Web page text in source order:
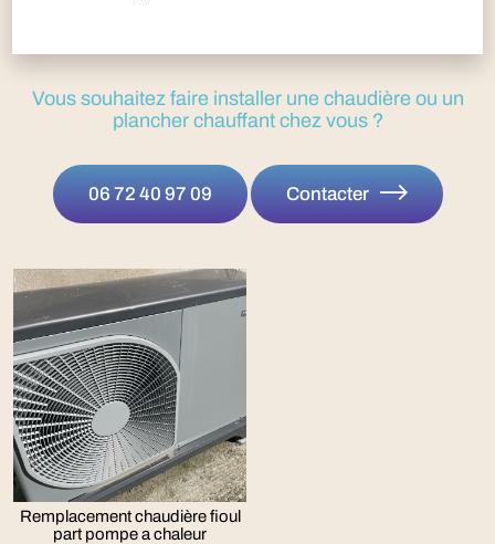
Vous souhaitez faire installer une chaudière ou un
plancher chauffant chez vous ?
06 72 40 97 09 Contacter
Remplacement chaudière fioul
part pompe a chaleur